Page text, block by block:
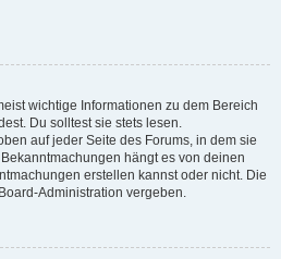
wichtige Informationen zu dem Bereich
Du solltest sie stets lesen.
auf jeder Seite des Forums, in dem sie
hängt es von deinen
erstellen kannst oder nicht. Die
Administration vergeben.